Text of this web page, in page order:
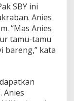
SBY ini
Anies
“Mas Anies
tamu-tamu
bareng,” kata
Anies